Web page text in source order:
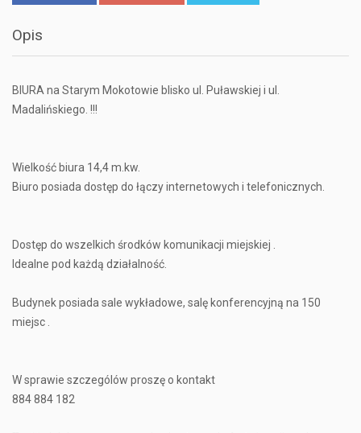
Opis
BIURA na Starym Mokotowie blisko ul. Puławskiej i ul.
Madalińskiego. !!!
Wielkość biura 14,4 m.kw.
Biuro posiada dostęp do łączy internetowych i telefonicznych.
Dostęp do wszelkich środków komunikacji miejskiej .
Idealne pod każdą działalność.
Budynek posiada sale wykładowe, salę konferencyjną na 150
miejsc .
W sprawie szczególów proszę o kontakt
884 884 182